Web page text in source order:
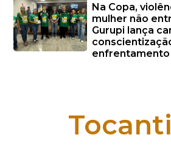
Na Copa,
mulher não
Gurupi lança
enfrentamento